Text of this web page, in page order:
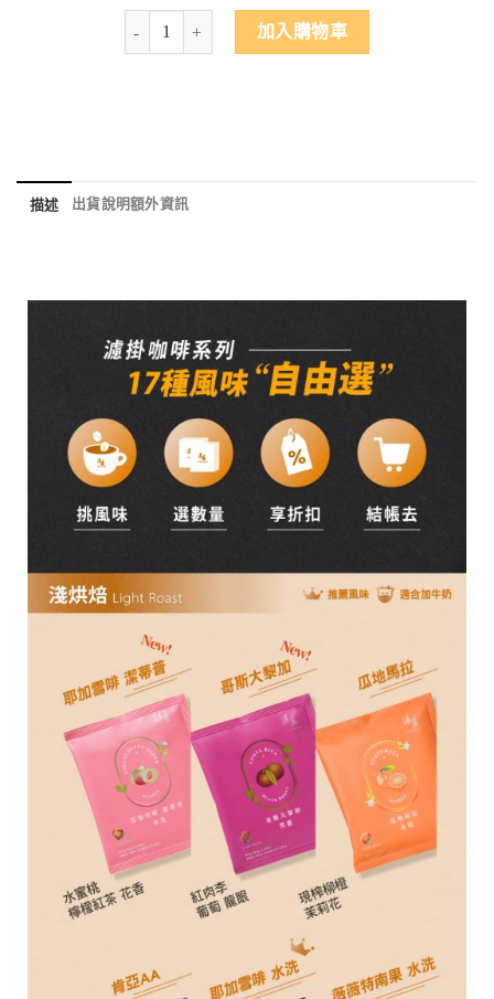
加入購物車
描述 出貨說明額外資訊